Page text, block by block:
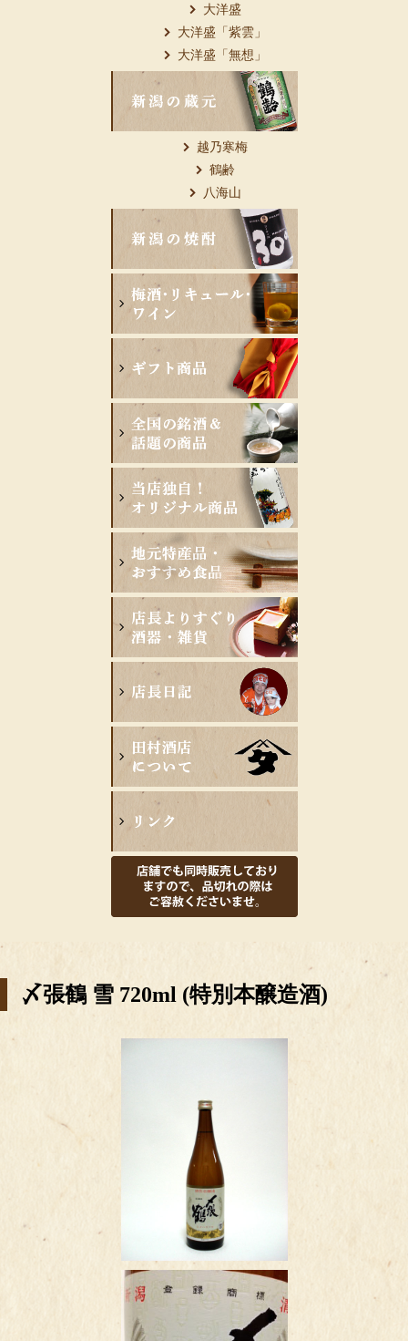
大洋盛
大洋盛「紫雲」
大洋盛「無想」
越乃寒梅
鶴齢
八海山
〆張鶴 雪 720ml (特別本醸造酒)